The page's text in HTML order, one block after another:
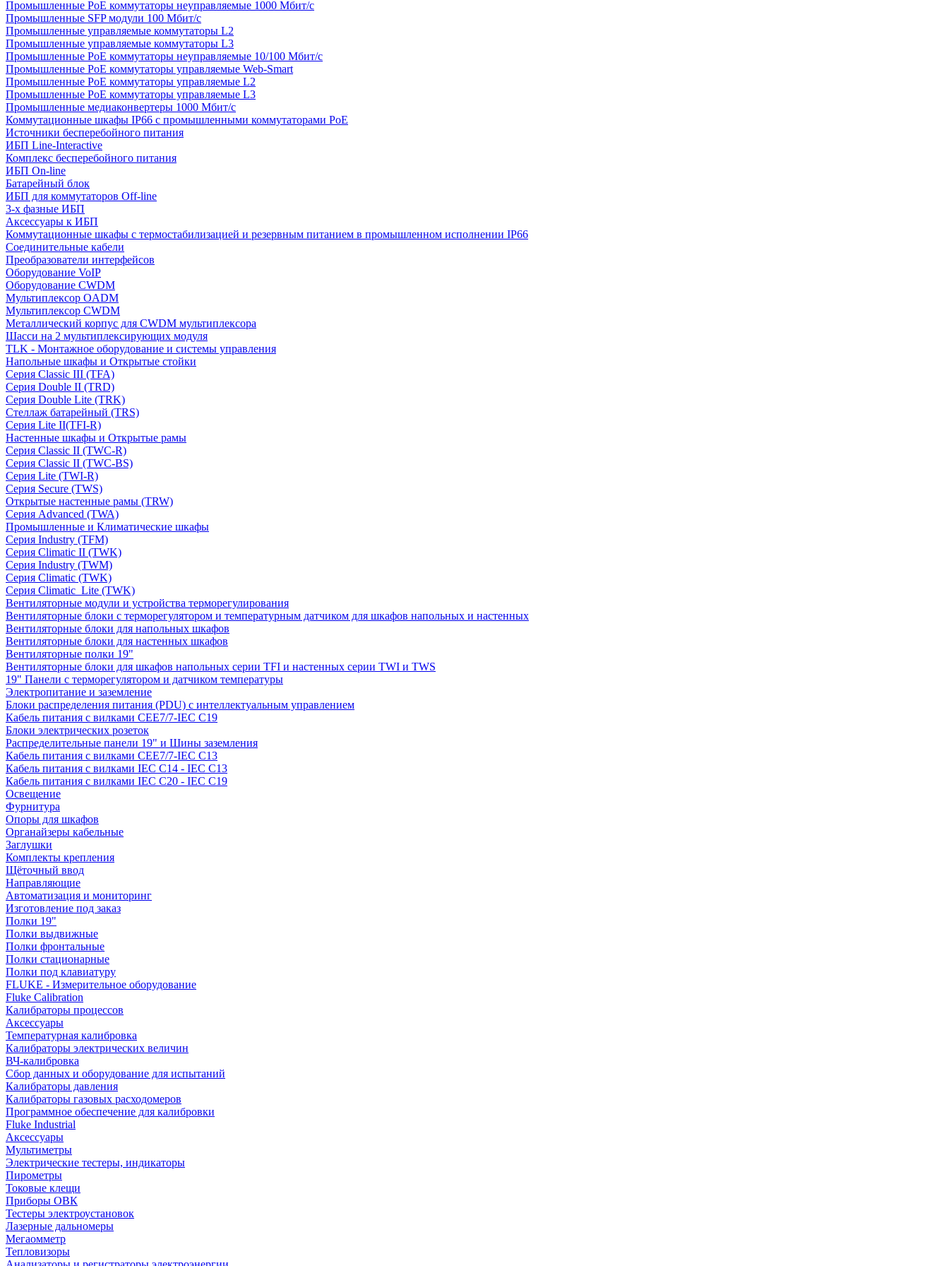
Промышленные PoE коммутаторы неуправляемые 1000 Мбит/с
Промышленные SFP модули 100 Мбит/c
Промышленные управляемые коммутаторы L2
Промышленные управляемые коммутаторы L3
Промышленные PoE коммутаторы неуправляемые 10/100 Мбит/с
Промышленные PoE коммутаторы управляемые Web-Smart
Промышленные PoE коммутаторы управляемые L2
Промышленные PoE коммутаторы управляемые L3
Промышленные медиаконвертеры 1000 Мбит/с
Коммутационные шкафы IP66 c промышленными коммутаторами PoE
Источники бесперебойного питания
ИБП Line-Interactive
Комплекс бесперебойного питания
ИБП On-line
Батарейный блок
ИБП для коммутаторов Off-line
3-х фазные ИБП
Аксессуары к ИБП
Коммутационные шкафы с термостабилизацией и резервным питанием в промышленном исполнении IP66
Соединительные кабели
Преобразователи интерфейсов
Оборудование VoIP
Оборудование CWDM
Мультиплекcор OADM
Мультиплексор CWDM
Металлический корпус для CWDM мультиплексора
Шасси на 2 мультиплексирующих модуля
TLK - Монтажное оборудование и системы управления
Напольные шкафы и Открытые стойки
Серия Classic III (TFA)
Серия Double II (TRD)
Серия Double Lite (TRK)
Стеллаж батарейный (TRS)
Серия Lite II(TFI-R)
Настенные шкафы и Открытые рамы
Серия Classic II (TWC-R)
Серия Classic II (TWC-BS)
Серия Lite (TWI-R)
Серия Secure (TWS)
Открытые настенные рамы (TRW)
Серия Advanced (TWA)
Промышленные и Климатические шкафы
Серия Industry (TFM)
Серия Climatic II (TWK)
Серия Industry (TWM)
Серия Climatic (TWK)
Серия Climatic_Lite (TWK)
Вентиляторные модули и устройства терморегулирования
Вентиляторные блоки с терморегулятором и температурным датчиком для шкафов напольных и настенных
Вентиляторные блоки для напольных шкафов
Вентиляторные блоки для настенных шкафов
Вентиляторные полки 19"
Вентиляторные блоки для шкафов напольных серии TFI и настенных серии TWI и TWS
19" Панели с терморегулятором и датчиком температуры
Электропитание и заземление
Блоки распределения питания (PDU) с интеллектуальным управлением
Кабель питания с вилками CEE7/7-IEC C19
Блоки электрических розеток
Распределительные панели 19" и Шины заземления
Кабель питания с вилками CEE7/7-IEC C13
Кабель питания с вилками IEC C14 - IEC C13
Кабель питания с вилками IEC C20 - IEC C19
Освещение
Фурнитура
Опоры для шкафов
Органайзеры кабельные
Заглушки
Комплекты крепления
Щёточный ввод
Направляющие
Автоматизация и мониторинг
Изготовление под заказ
Полки 19"
Полки выдвижные
Полки фронтальные
Полки стационарные
Полки под клавиатуру
FLUKE - Измерительное оборудование
Fluke Calibration
Калибраторы процессов
Аксессуары
Температурная калибровка
Калибраторы электрических величин
ВЧ-калибровка
Сбор данных и оборудование для испытаний
Калибраторы давления
Калибраторы газовых расходомеров
Программное обеспечение для калибровки
Fluke Industrial
Аксессуары
Мультиметры
Электрические тестеры, индикаторы
Пирометры
Токовые клещи
Приборы ОВК
Тестеры электроустановок
Лазерные дальномеры
Мегаомметр
Тепловизоры